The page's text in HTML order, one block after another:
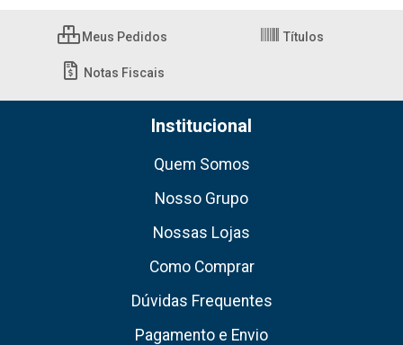
Meus Pedidos Títulos
Notas Fiscais
Institucional
Quem Somos
Nosso Grupo
Nossas Lojas
Como Comprar
Dúvidas Frequentes
Pagamento e Envio